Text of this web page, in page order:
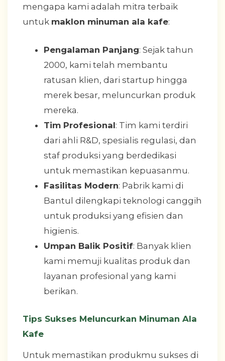
mengapa kami adalah mitra terbaik
untuk maklon minuman ala kafe:
Pengalaman Panjang: Sejak tahun
2000, kami telah membantu
ratusan klien, dari startup hingga
merek besar, meluncurkan produk
mereka.
Tim Profesional: Tim kami terdiri
dari ahli R&D, spesialis regulasi, dan
staf produksi yang berdedikasi
untuk memastikan kepuasanmu.
Fasilitas Modern: Pabrik kami di
Bantul dilengkapi teknologi canggih
untuk produksi yang efisien dan
higienis.
Umpan Balik Positif: Banyak klien
kami memuji kualitas produk dan
layanan profesional yang kami
berikan.
Tips Sukses Meluncurkan Minuman Ala
Kafe
Untuk memastikan produkmu sukses di